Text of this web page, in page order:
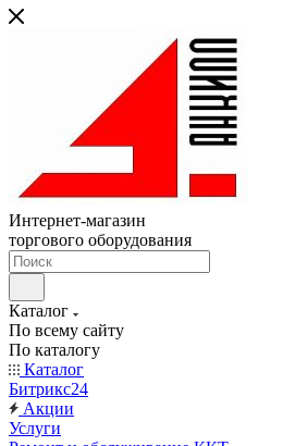
Интернет-магазин
торгового оборудования
Каталог
По всему сайту
По каталогу
Каталог
Битрикс24
Акции
Услуги